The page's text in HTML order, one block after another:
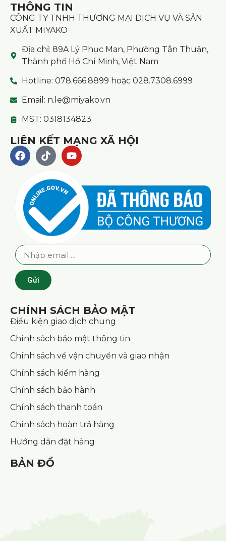
THÔNG TIN
CÔNG TY TNHH THƯƠNG MẠI DỊCH VỤ VÀ SẢN
XUẤT MIYAKO
Địa chỉ: 89A Lý Phục Man, Phường Tân Thuận,
Thành phố Hồ Chí Minh, Việt Nam
Hotline: 078.666.8899 hoặc 028.7308.6999
Email: n.le@miyako.vn
MST: 0318134823
LIÊN KẾT MẠNG XÃ HỘI
Gửi
CHÍNH SÁCH BẢO MẬT
Điều kiện giao dịch chung
Chính sách bảo mật thông tin
Chính sách về vận chuyển và giao nhận
Chính sách kiểm hàng
Chính sách bảo hành
Chính sách thanh toán
Chính sách hoàn trả hàng
Hướng dẫn đặt hàng
BẢN ĐỒ